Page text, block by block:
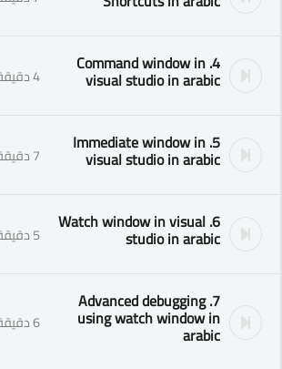
4. Command window in
visual studio in arabic 4 دقيقة
5. Immediate window in
visual studio in arabic 7 دقيقة
6. Watch window in visual
studio in arabic 5 دقيقة
7. Advanced debugging
using watch window in
arabic 6 دقيقة